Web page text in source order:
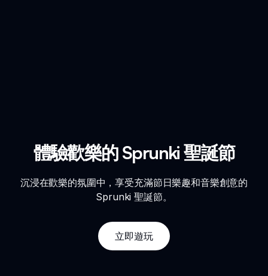
體驗歡樂的 Sprunki 聖誕節
沉浸在歡樂的氛圍中，享受充滿節日樂趣和音樂創意的
Sprunki 聖誕節。
立即遊玩